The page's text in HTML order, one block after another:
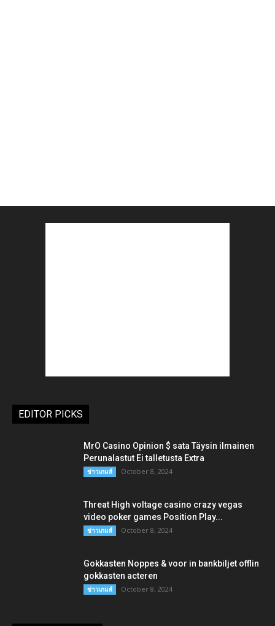
EDITOR PICKS
MrO Casino Opinion $ sata Täysin ilmainen
Perunalastut Ei talletusta Extra
ข่าวเกมส์ October 8, 2024
Threat High voltage casino crazy vegas
video poker games Position Play...
ข่าวเกมส์ October 8, 2024
Gokkasten Noppes & voor in bankbiljet offlin
gokkasten acteren
ข่าวเกมส์ October 8, 2024